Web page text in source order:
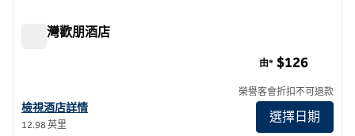
莫羅灣歡朋酒店
查看莫羅灣歡朋酒店詳情
檢視酒店詳情
12.98 英里
由* $126
榮譽客會折扣不可退款
選擇日期